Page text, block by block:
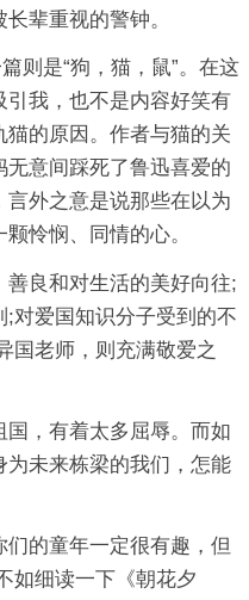
辈重视的警钟。
则是“狗，猫，鼠”。在这
我，也不是内容好笑有
的原因。作者与猫的关
意间踩死了鲁迅喜爱的
外之意是说那些在以为
怜悯、同情的心。
良和对生活的美好向往;
对爱国知识分子受到的不
国老师，则充满敬爱之
，有着太多屈辱。而如
未来栋梁的我们，怎能
的童年一定很有趣，但
如细读一下《朝花夕